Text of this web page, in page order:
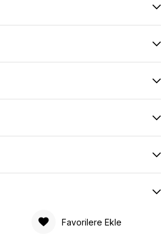
Favorilere Ekle